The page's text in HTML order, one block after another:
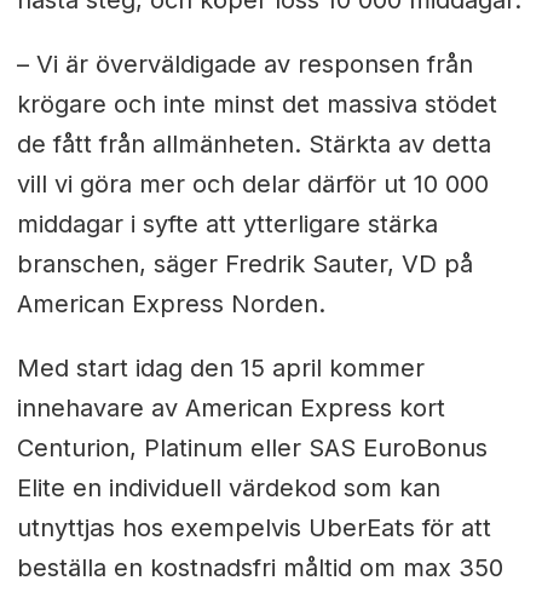
– Vi är överväldigade av responsen från
krögare och inte minst det massiva stödet
de fått från allmänheten. Stärkta av detta
vill vi göra mer och delar därför ut 10 000
middagar i syfte att ytterligare stärka
branschen, säger Fredrik Sauter, VD på
American Express Norden.
Med start idag den 15 april kommer
innehavare av American Express kort
Centurion, Platinum eller SAS EuroBonus
Elite en individuell värdekod som kan
utnyttjas hos exempelvis UberEats för att
beställa en kostnadsfri måltid om max 350